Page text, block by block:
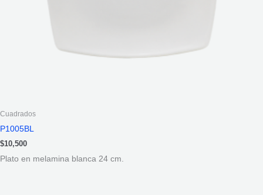
Cuadrados
P1005BL
$10,500
Plato en melamina blanca 24 cm.